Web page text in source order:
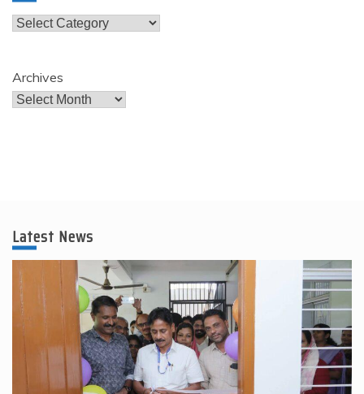
Categories
Archives
Latest News